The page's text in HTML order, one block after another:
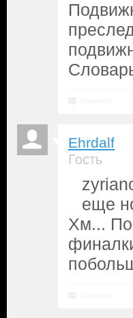
Ehrdalf
Гость
еще
Хм...